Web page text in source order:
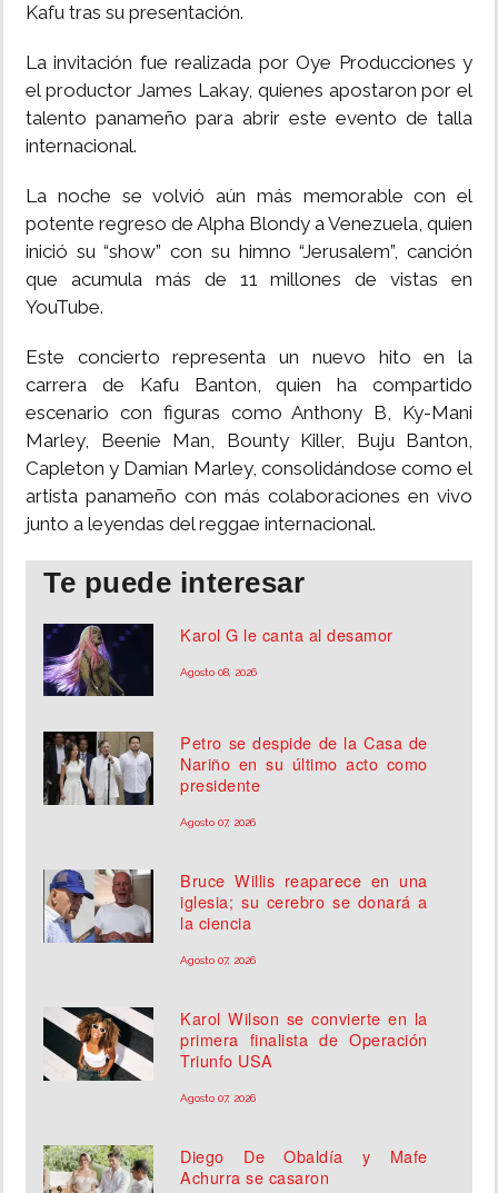
Kafu tras su presentación.
La invitación fue realizada por Oye Producciones y
el productor James Lakay, quienes apostaron por el
talento panameño para abrir este evento de talla
internacional.
La noche se volvió aún más memorable con el
potente regreso de Alpha Blondy a Venezuela, quien
inició su “show” con su himno “Jerusalem”, canción
que acumula más de 11 millones de vistas en
YouTube.
Este concierto representa un nuevo hito en la
carrera de Kafu Banton, quien ha compartido
escenario con figuras como Anthony B, Ky-Mani
Marley, Beenie Man, Bounty Killer, Buju Banton,
Capleton y Damian Marley, consolidándose como el
artista panameño con más colaboraciones en vivo
junto a leyendas del reggae internacional.
Te puede interesar
Karol G le canta al desamor
Agosto 08, 2026
Petro se despide de la Casa de
Nariño en su último acto como
presidente
Agosto 07, 2026
Bruce Willis reaparece en una
iglesia; su cerebro se donará a
la ciencia
Agosto 07, 2026
Karol Wilson se convierte en la
primera finalista de Operación
Triunfo USA
Agosto 07, 2026
Diego De Obaldía y Mafe
Achurra se casaron